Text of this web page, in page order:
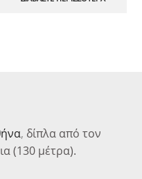
, δίπλα από τον
(130 μέτρα).